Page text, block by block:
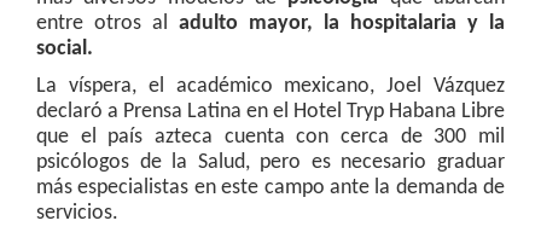
entre otros al adulto mayor, la hospitalaria y la
social.
La víspera, el académico mexicano, Joel Vázquez
declaró a Prensa Latina en el Hotel Tryp Habana Libre
que el país azteca cuenta con cerca de 300 mil
psicólogos de la Salud, pero es necesario graduar
más especialistas en este campo ante la demanda de
servicios.